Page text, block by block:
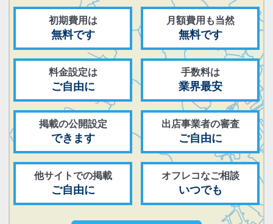
初期費用は
無料です
月額費用も当然
無料です
料金設定は
ご自由に
手数料は
業界最安
掲載の公開設定
できます
出店事業者の審査
ご自由に
他サイトでの掲載
ご自由に
オフレコなご相談
いつでも